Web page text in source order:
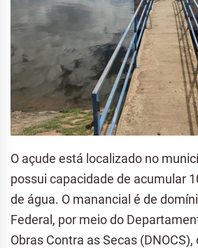
O açude está localizado no
possui capacidade de acumular
de água. O manancial é de
Federal, por meio do
Obras Contra as Secas (DNOCS),